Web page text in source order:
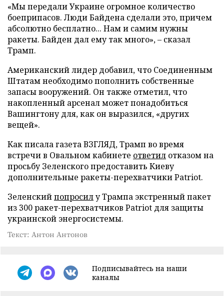
«Мы передали Украине огромное количество
боеприпасов. Люди Байдена сделали это, причем
абсолютно бесплатно... Нам и самим нужны
ракеты. Байден дал ему так много», – сказал
Трамп.
Американский лидер добавил, что Соединенным
Штатам необходимо пополнить собственные
запасы вооружений. Он также отметил, что
накопленный арсенал может понадобиться
Вашингтону для, как он выразился, «других
вещей».
Как писала газета ВЗГЛЯД, Трамп во время
встречи в Овальном кабинете ответил отказом на
просьбу Зеленского предоставить Киеву
дополнительные ракеты-перехватчики Patriot.
Зеленскийпопросилу Трампа экстренный пакет
из 300 ракет-перехватчиков Patriot для защиты
украинской энергосистемы.
Текст: Антон Антонов
Подписывайтесь на наши
каналы